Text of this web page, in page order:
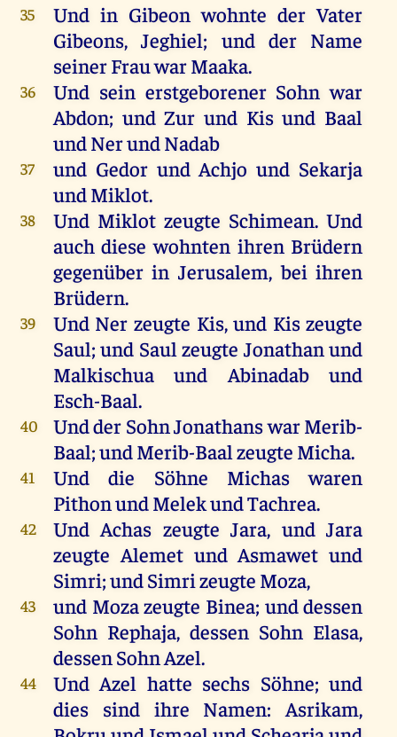
35 Und in Gibeon wohnte der Vater
Gibeons, Jeghiel; und der Name
seinerFrauwarMaaka.
36 Und sein erstgeborener Sohn war
Abdon; und Zur und Kis und Baal
undNerundNadab
37 und Gedor undAchjound Sekarja
undMiklot.
38 UndMiklot zeugte Schimean.Und
auch diese wohnten ihren Brüdern
gegenüber in Jerusalem,bei ihren
Brüdern.
39 Und Ner zeugte Kis,und Kis zeugte
Saul;und Saul zeugte Jonathanund
Malkischuaund Abinadab
und
Esch-Baal.
40 Undder SohnJonathanswarMerib-
Baal;undMerib-Baalzeugte Micha.
41 Und die Söhne Michas
waren
PithonundMelekundTachrea.
42 UndAchas zeugte Jara, undJara
zeugte Alemet undAsmawetund
Simri;undSimrizeugte Moza,
43 und Mozazeugte Binea; unddessen
Sohn Rephaja, dessen Sohn Elasa,
dessenSohnAzel.
44 Und Azel hatte sechs Söhne;und
dies sind ihre Namen:Asrikam,